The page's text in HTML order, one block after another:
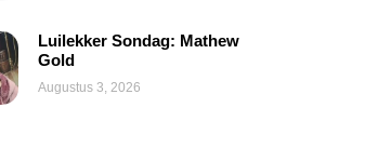
Luilekker Sondag: Mathew
Gold
Augustus 3, 2026